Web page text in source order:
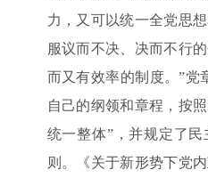
力，又可以统一全党思
服议而不决、决而不行
而又有效率的制度。”党
自己的纲领和章程，按
统一整体”，并规定了
则。《关于新形势下党